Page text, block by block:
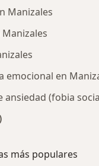
Manizales
emocional en
ansiedad (fobia
más populares